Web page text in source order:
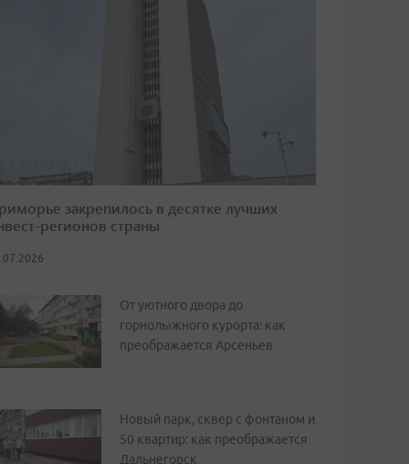
закрепилось в десятке лучших
регионов страны
От уютного двора до
горнолыжного курорта: как
преображается Арсеньев
Новый парк, сквер с фонтаном и
50 квартир: как преображается
Дальнегорск